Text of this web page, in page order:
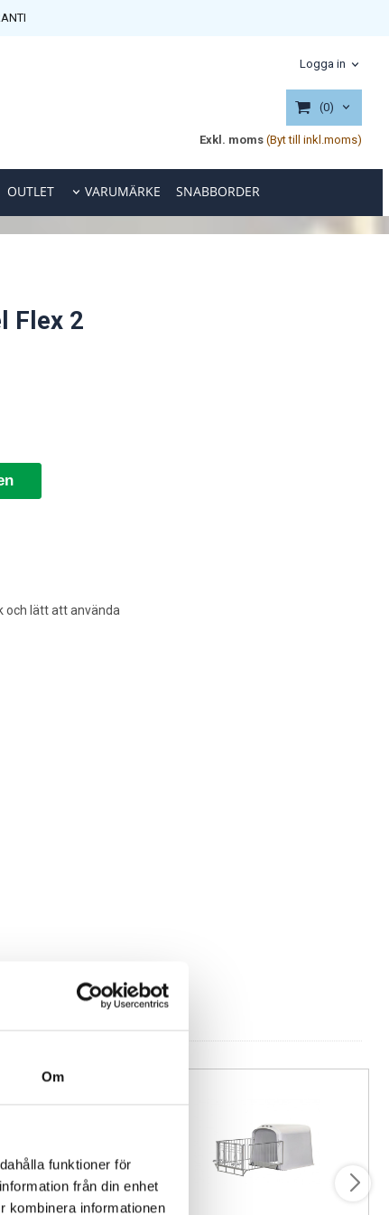
Om
funktioner för
från din enhet
kombinera informationen
Logga in
(0)
Exkl. moms (Byt till inkl.moms)
OUTLET VARUMÄRKE SNABBORDER
Flex 2
och lätt att använda
cm
kalvhållning – vår modulära kalvbox kombinerar
Tack vare avtagbara avdelare i slitstark PP-plast kan du
och grupphållning av kalvar.